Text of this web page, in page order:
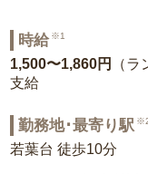
時給 ※1
1,500〜1,860円
（
支給
勤務地･最寄り駅
若葉台 徒歩10分